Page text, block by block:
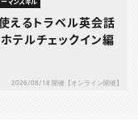
えるトラベル英会話
テルチェックイン編
2026/08/18 開催【オンライン開催】